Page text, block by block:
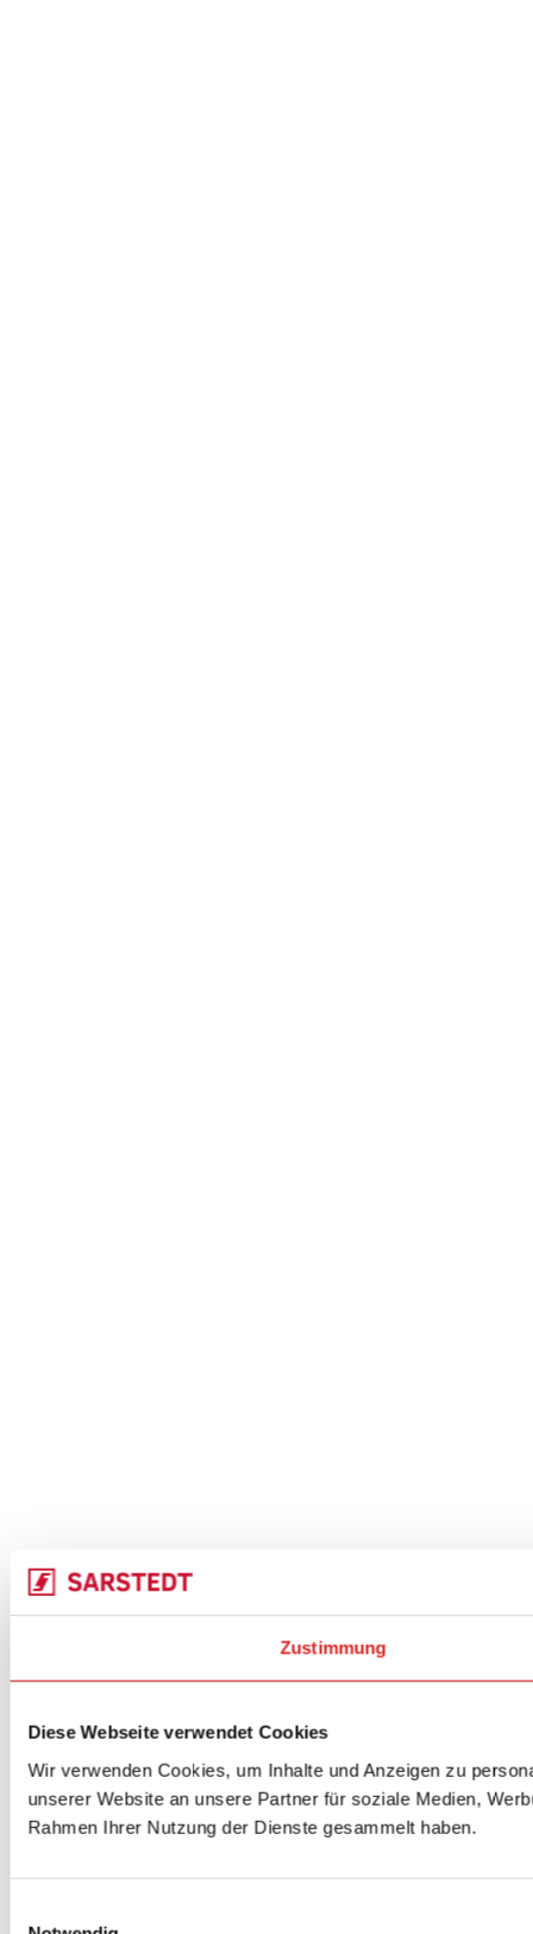
Zustimmung
Diese Webseite verwendet Cookies
Wir verwenden Cookies, um Inhalte und Anzeigen zu
unserer Website an unsere Partner für soziale Medien,
Rahmen Ihrer Nutzung der Dienste gesammelt haben.